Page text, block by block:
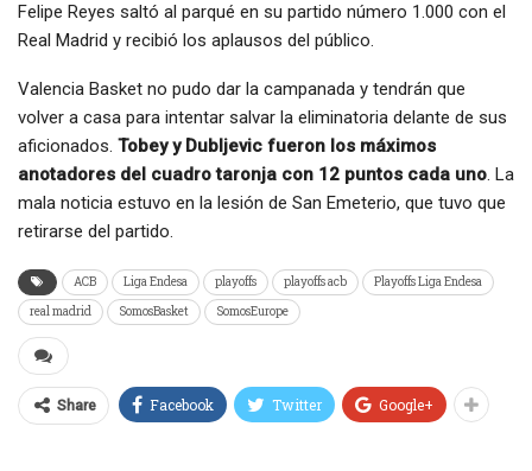
Felipe Reyes saltó al parqué en su partido número 1.000 con el
Real Madrid y recibió los aplausos del público.
Valencia Basket no pudo dar la campanada y tendrán que
volver a casa para intentar salvar la eliminatoria delante de sus
aficionados. Tobey y Dubljevic fueron los máximos
anotadores del cuadro taronja con 12 puntos cada uno. La
mala noticia estuvo en la lesión de San Emeterio, que tuvo que
retirarse del partido.
ACB Liga Endesa playoffs playoffs acb
Playoffs Liga Endesa
real madrid
SomosBasket SomosEurope
Share Facebook Twitter Google+